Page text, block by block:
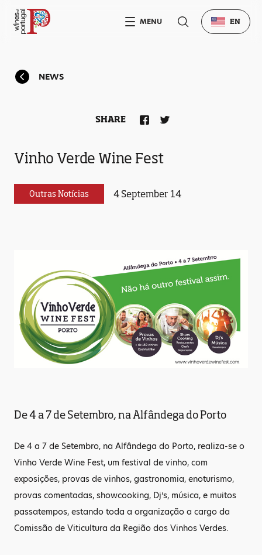
NEWS
Vinho Verde Wine Fest
Outras Notícias 4 September 14
SHARE
De 4 a 7 de Setembro, na Alfândega do Porto
De 4 a 7 de Setembro, na Alfândega do Porto, realiza-se o
Vinho Verde Wine Fest, um festival de vinho, com
exposições, provas de vinhos, gastronomia, enoturismo,
provas comentadas, showcooking, Dj’s, música, e muitos
passatempos, estando toda a organização a cargo da
Comissão de Viticultura da Região dos Vinhos Verdes.
MENU EN